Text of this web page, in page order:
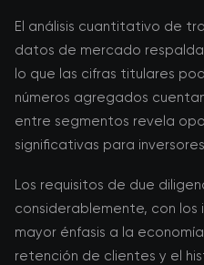
El análisis cuantitativo de
datos de mercado
lo que las cifras titulares
números agregados
entre segmentos revela
significativas para
Los requisitos de due
considerablemente, con los
mayor énfasis a la
retención de clientes y el